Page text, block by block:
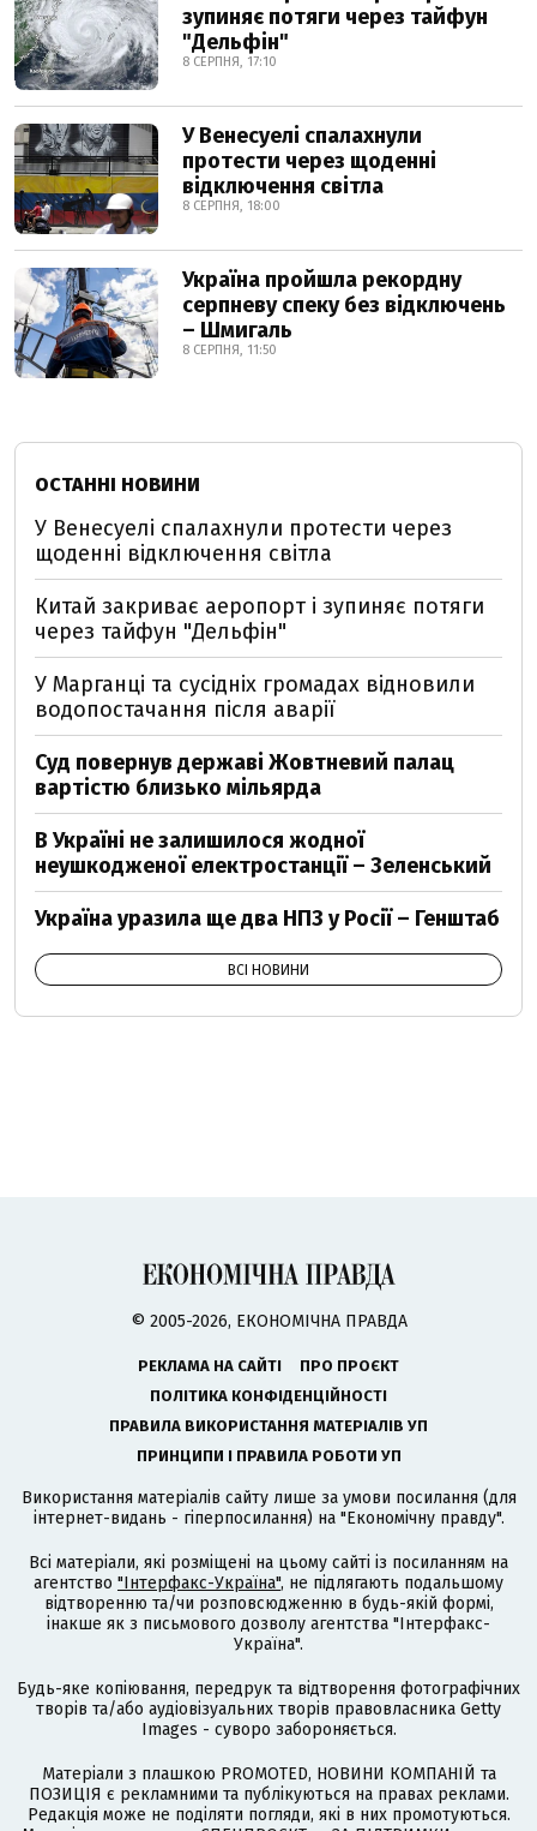
зупиняє потяги через тайфун
"Дельфін"
8 СЕРПНЯ, 17:10
У Венесуелі спалахнули
протести через щоденні
відключення світла
8 СЕРПНЯ, 18:00
Україна пройшла рекордну
серпневу спеку без відключень
– Шмигаль
8 СЕРПНЯ, 11:50
ОСТАННІ НОВИНИ
У Венесуелі спалахнули протести через
щоденні відключення світла
Китай закриває аеропорт і зупиняє потяги
через тайфун "Дельфін"
У Марганці та сусідніх громадах відновили
водопостачання після аварії
Суд повернув державі Жовтневий палац
вартістю близько мільярда
В Україні не залишилося жодної
неушкодженої електростанції – Зеленський
Україна уразила ще два НПЗ у Росії – Генштаб
ВСІ НОВИНИ
© 2005-2026, ЕКОНОМІЧНА ПРАВДА
РЕКЛАМА НА САЙТІ
ПРО ПРОЄКТ
ПОЛІТИКА КОНФІДЕНЦІЙНОСТІ
ПРАВИЛА ВИКОРИСТАННЯ МАТЕРІАЛІВ УП
ПРИНЦИПИ І ПРАВИЛА РОБОТИ УП
Використання матеріалів сайту лише за умови посилання (для
інтернет-видань - гіперпосилання) на "Економічну правду".
Всі матеріали, які розміщені на цьому сайті із посиланням на
агентство "Інтерфакс-Україна", не підлягають подальшому
відтворенню та/чи розповсюдженню в будь-якій формі,
інакше як з письмового дозволу агентства "Інтерфакс-
Україна".
Будь-яке копіювання, передрук та відтворення фотографічних
творів та/або аудіовізуальних творів правовласника Getty
Images - суворо забороняється.
Матеріали з плашкою PROMOTED, НОВИНИ КОМПАНІЙ та
ПОЗИЦІЯ є рекламними та публікуються на правах реклами.
Редакція може не поділяти погляди, які в них промотуються.